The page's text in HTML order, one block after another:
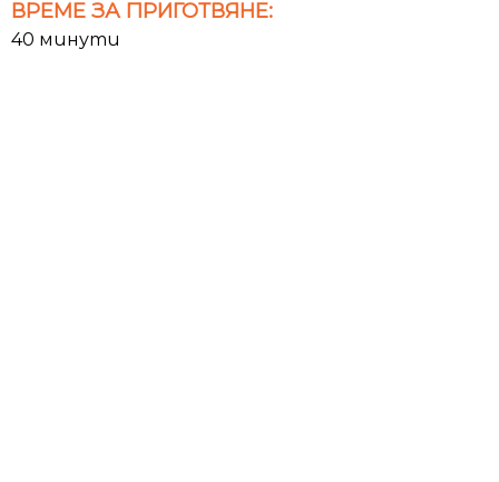
ВРЕМЕ ЗА ПРИГОТВЯНЕ:
40 минути